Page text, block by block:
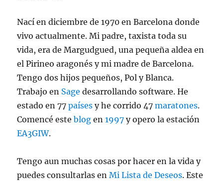
Nací en diciembre de 1970 en Barcelona donde
vivo actualmente. Mi padre, taxista toda su
vida, era de Margudgued, una pequeña aldea en
el Pirineo aragonés y mi madre de Barcelona.
Tengo dos hijos pequeños, Pol y Blanca.
Trabajo en Sage desarrollando software. He
estado en 77países y he corrido 47maratones.
Comencé esteblog en1997 y opero la estación
EA3GIW.
Tengo aun muchas cosas por hacer en la vida y
puedes consultarlas enMi Lista de Deseos. Este